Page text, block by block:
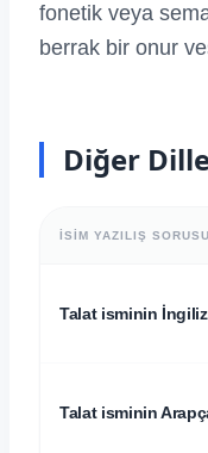
fonetik veya
berrak bir onur
Diğer
İSIM YAZILIŞ SORUSU
Talat isminin
Talat isminin